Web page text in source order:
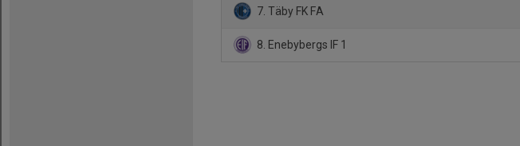
7. Täby FK FA
8. Enebybergs IF 1